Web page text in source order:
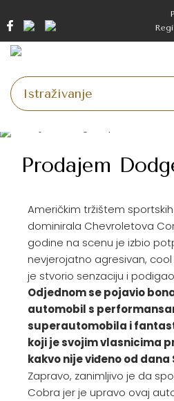
Prodajem
Američkim tržištem
dominirala Chevroletova
godine na scenu je izbio
nevjerojatno agresivan,
je stvorio senzaciju i
Odjednom se pojavio
automobil s
superautomobila i
koji je svojim vlasnicima
kakvo nije viđeno od dana
Zapravo, zanimljivo je da
Cobra jer je upravo ovaj